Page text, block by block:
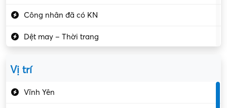
Công nhân đã có KN
Dệt may – Thời trang
Vị trí
Vĩnh Yên